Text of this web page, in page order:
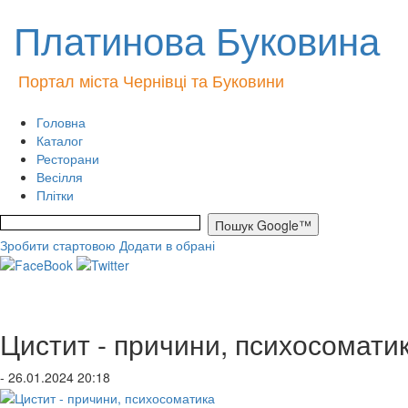
Платинова Буковина
Портал міста Чернівці та Буковини
Головна
Каталог
Ресторани
Весілля
Плітки
Зробити стартовою Додати в обрані
Цистит - причини,
- 26.01.2024 20:18